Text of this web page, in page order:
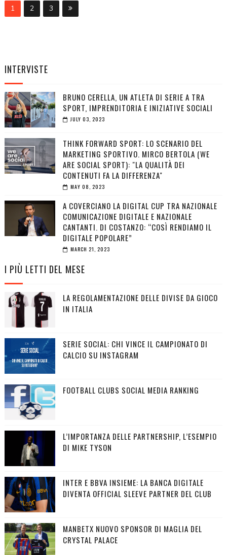
1 2 3
INTERVISTE
BRUNO CERELLA, UN ATLETA DI SERIE A TRA
SPORT, IMPRENDITORIA E INIZIATIVE SOCIALI
JULY 03, 2023
THINK FORWARD SPORT: LO SCENARIO DEL
MARKETING SPORTIVO. MIRCO BERTOLA (WE
ARE SOCIAL SPORT): "LA QUALITÀ DEI
CONTENUTI FA LA DIFFERENZA"
MAY 08, 2023
A COVERCIANO LA DIGITAL CUP TRA NAZIONALE
COMUNICAZIONE DIGITALE E NAZIONALE
CANTANTI. DI COSTANZO: “COSÌ RENDIAMO IL
DIGITALE POPOLARE”
MARCH 21, 2023
I PIÙ LETTI DEL MESE
LA REGOLAMENTAZIONE DELLE DIVISE DA GIOCO
IN ITALIA
SERIE SOCIAL: CHI VINCE IL CAMPIONATO DI
CALCIO SU INSTAGRAM
FOOTBALL CLUBS SOCIAL MEDIA RANKING
L’IMPORTANZA DELLE PARTNERSHIP, L’ESEMPIO
DI MIKE TYSON
INTER E BBVA INSIEME: LA BANCA DIGITALE
DIVENTA OFFICIAL SLEEVE PARTNER DEL CLUB
MANBETX NUOVO SPONSOR DI MAGLIA DEL
CRYSTAL PALACE